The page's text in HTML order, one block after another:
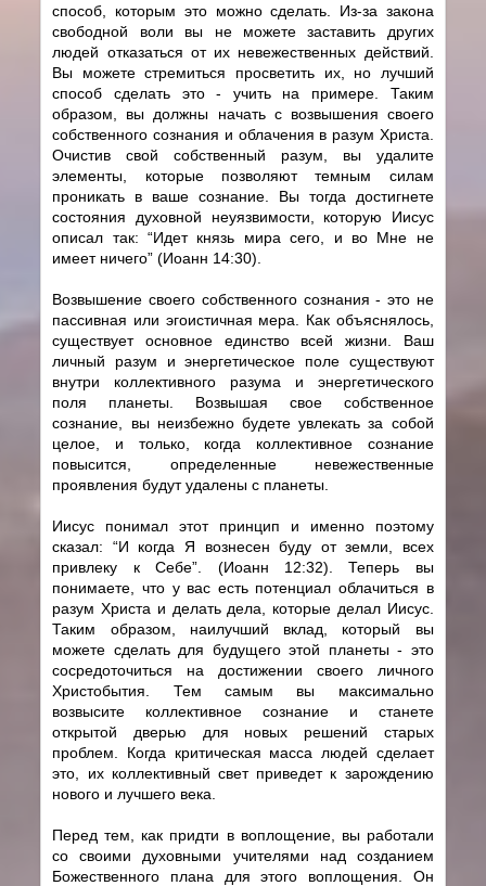
способ, которым это можно сделать. Из-за закона
свободной воли вы не можете заставить других
людей отказаться от их невежественных действий.
Вы можете стремиться просветить их, но лучший
способ сделать это - учить на примере. Таким
образом, вы должны начать с возвышения своего
собственного сознания и облачения в разум Христа.
Очистив свой собственный разум, вы удалите
элементы, которые позволяют темным силам
проникать в ваше сознание. Вы тогда достигнете
состояния духовной неуязвимости, которую Иисус
описал так: “Идет князь мира сего, и во Мне не
имеет ничего” (Иоанн 14:30).
Возвышение своего собственного сознания - это не
пассивная или эгоистичная мера. Как объяснялось,
существует основное единство всей жизни. Ваш
личный разум и энергетическое поле существуют
внутри коллективного разума и энергетического
поля планеты. Возвышая свое собственное
сознание, вы неизбежно будете увлекать за собой
целое, и только, когда коллективное сознание
повысится, определенные невежественные
проявления будут удалены с планеты.
Иисус понимал этот принцип и именно поэтому
сказал: “И когда Я вознесен буду от земли, всех
привлеку к Себе”. (Иоанн 12:32). Теперь вы
понимаете, что у вас есть потенциал облачиться в
разум Христа и делать дела, которые делал Иисус.
Таким образом, наилучший вклад, который вы
можете сделать для будущего этой планеты - это
сосредоточиться на достижении своего личного
Христобытия. Тем самым вы максимально
возвысите коллективное сознание и станете
открытой дверью для новых решений старых
проблем. Когда критическая масса людей сделает
это, их коллективный свет приведет к зарождению
нового и лучшего века.
Перед тем, как придти в воплощение, вы работали
со своими духовными учителями над созданием
Божественного плана для этого воплощения. Он